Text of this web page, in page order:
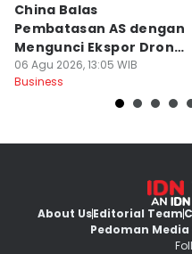
China Balas
Pembatasan AS dengan
Mengunci Ekspor Drone
dan Komponennya
06 Agu 2026, 13:05 WIB
Business
About UsEditorial Team
Pedoman Media